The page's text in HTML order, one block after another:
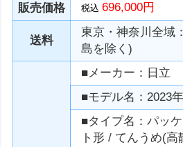
販売価格
税込696,000円
送料
東京・神奈川全域
島を除く)
■メーカー：日立
■モデル名：2023
■タイプ名：パッ
ト形 / てんうめ(